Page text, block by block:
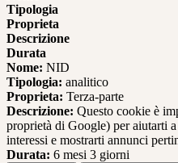
Tipologia
Proprieta
Descrizione
Durata
Nome: NID
Tipologia: analitico
Proprieta: Terza-parte
Descrizione: Questo cookie è
proprietà di Google) per aiutarti
interessi e mostrarti annunci
Durata: 6 mesi 3 giorni